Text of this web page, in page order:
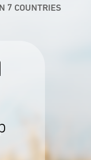
7 COUNTRIES